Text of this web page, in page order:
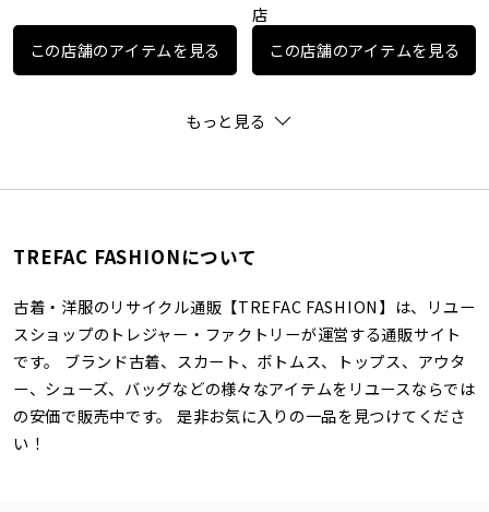
この店舗のアイテムを見る
店
この店舗のアイテムを見る
もっと見る
TREFAC FASHIONについて
古着・洋服のリサイクル通販【TREFAC FASHION】は、リユー
スショップのトレジャー・ファクトリーが運営する通販サイト
です。 ブランド古着、スカート、ボトムス、トップス、アウタ
ー、シューズ、バッグなどの様々なアイテムをリユースならでは
の安価で販売中です。 是非お気に入りの一品を見つけてくださ
い！